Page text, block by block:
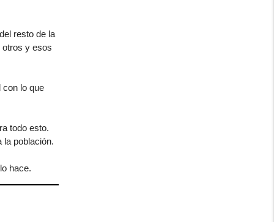
resto de la
otros y esos
con lo que
todo esto.
la población.
hace.